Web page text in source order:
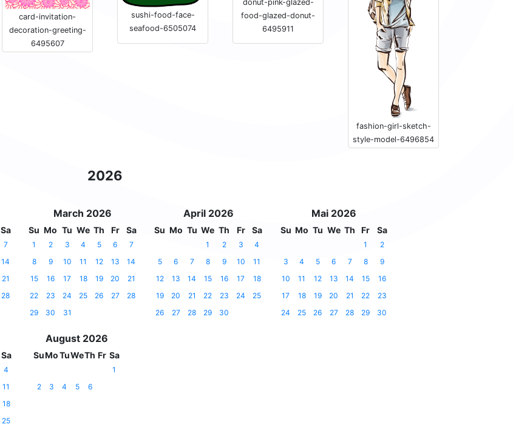
card-invitation-
decoration-greeting-
6495607
sushi-food-face-
seafood-6505074
donut-pink-glazed-
food-glazed-donut-
6495911
fashion-girl-sketch-
style-model-6496854
2026
Sa
7
14
21
28
March 2026
Su Mo Tu We Th Fr Sa
1 2 3 4 5 6
7
8
9 10 11 12 13
14
15
16 17 18 19 20
21
22
23 24 25 26 27
28
29
30 31
April 2026
Su Mo Tu We Th Fr Sa
1 2 3
4
5
6 7 8 9 10
11
12
13 14 15 16 17
18
19
20 21 22 23 24
25
26
27 28 29 30
Mai 2026
Su Mo Tu We Th Fr Sa
1
2
3
4 5 6 7 8
9
10
11 12 13 14 15
16
17
18 19 20 21 22
23
24
25 26 27 28 29 30
Sa
4
11
18
25
August 2026
SuMoTuWeTh Fr Sa
1
2
3 4 5 6